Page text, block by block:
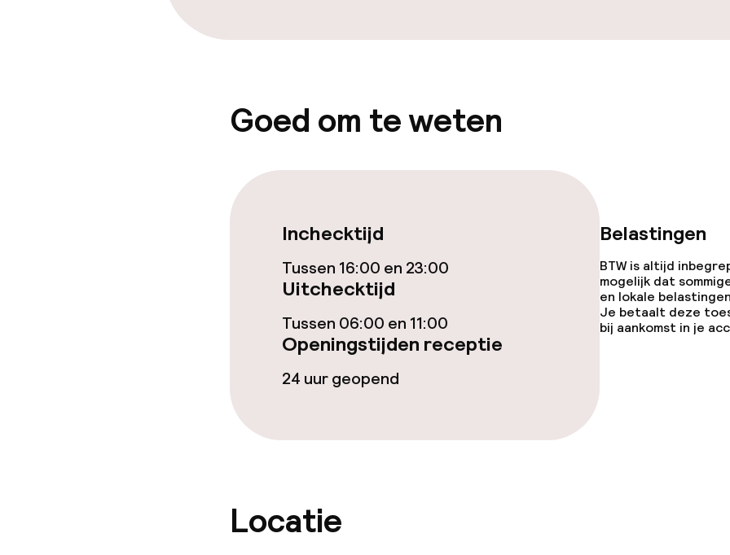
Goed om te weten
Inchecktijd
Tussen 16:00 en 23:00
Uitchecktijd
Tussen 06:00 en 11:00
Openingstijden receptie
24 uur geopend
Belastingen
BTW is altijd
mogelijk dat
en lokale
Je betaalt deze
bij aankomst in je
Locatie